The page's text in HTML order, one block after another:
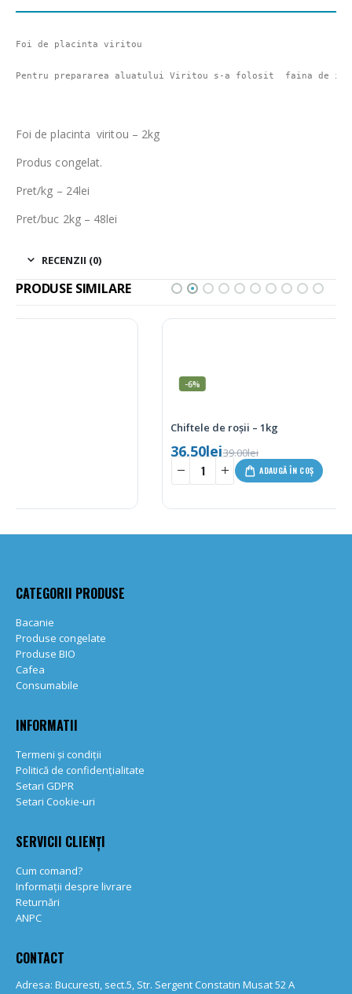
Foi de placinta viritou
Pentru prepararea aluatului Viritou s-a folosit  faina de
Foi de placinta viritou – 2kg
Produs congelat.
Pret/kg – 24lei
Pret/buc 2kg – 48lei
RECENZII (0)
PRODUSE SIMILARE
- +
CATEGORII PRODUSE
Bacanie
Produse congelate
Produse BIO
Cafea
Consumabile
INFORMATII
Termeni și condiții
Politică de confidențialitate
Setari GDPR
Setari Cookie-uri
SERVICII CLIENȚI
Cum comand?
Informații despre livrare
Returnări
ANPC
CONTACT
Adresa: Bucuresti, sect.5, Str. Sergent Constatin Musat 52 A